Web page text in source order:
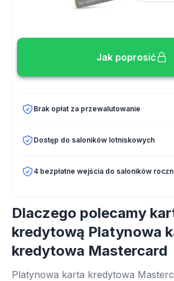
Jak poprosić
Brak opłat za przewalutowanie
Dostęp do saloników lotniskowych
4 bezpłatne wejścia do saloników
Dlaczego polecamy
kredytową Platynowa
kredytowa Mastercard
Platynowa karta kredytowa